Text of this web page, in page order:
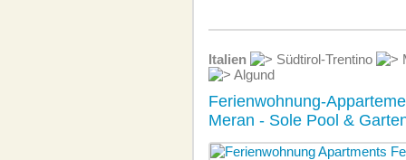
Italien Südtirol-Trentino
Algund
Ferienwohnung-
Meran - Sole Pool &